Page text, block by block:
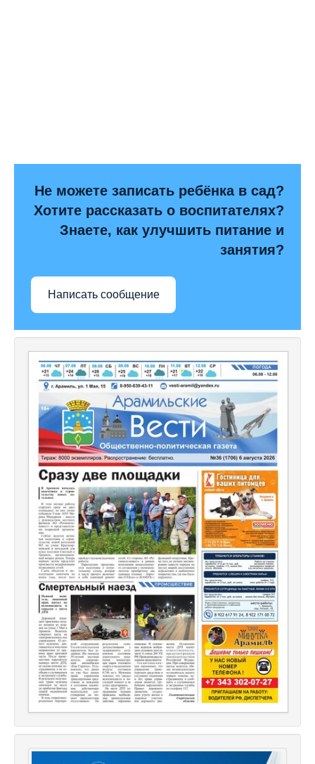
Не можете записать ребёнка в сад?
Хотите рассказать о воспитателях?
Знаете, как улучшить питание и
занятия?
Написать сообщение